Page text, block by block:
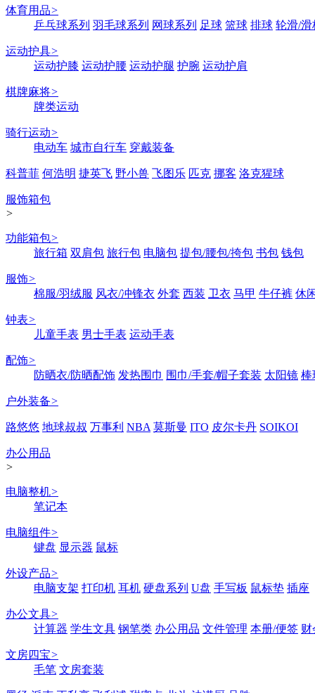
体育用品>
乒乓球系列 羽毛球系列 网球系列 足球 篮球 排球 轮滑/滑
运动护具>
运动护膝 运动护腰 运动护腿 护腕 运动护肩
棋牌麻将>
牌类运动
骑行运动>
电动车 城市自行车 穿戴装备
科普菲 何浩明 捷英飞 野小兽 飞图乐 匹克 挪客 洛克猩球
服饰箱包
>
功能箱包>
旅行箱 双肩包 旅行包 电脑包 提包/腰包/挎包 书包 钱包
服饰>
棉服/羽绒服 风衣/冲锋衣 外套 西装 卫衣 马甲 牛仔裤 休
钟表>
儿童手表 男士手表 运动手表
配饰>
防晒衣/防晒配饰 发热围巾 围巾/手套/帽子套装 太阳镜 棒
户外装备>
路悠悠 地球叔叔 万事利 NBA 莫斯曼 ITO 皮尔卡丹 SOIKOI
办公用品
>
电脑整机>
笔记本
电脑组件>
键盘 显示器 鼠标
外设产品>
电脑支架 打印机 耳机 硬盘系列 U盘 手写板 鼠标垫 插座
办公文具>
计算器 学生文具 钢笔类 办公用品 文件管理 本册/便签 财
文房四宝>
毛笔 文房套装